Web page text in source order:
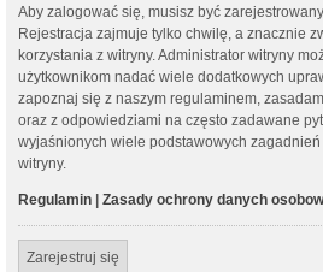
Aby zalogować się, musisz być
Rejestracja zajmuje tylko chwilę, a znacznie
korzystania z witryny. Administrator witryny
użytkownikom nadać wiele dodatkowych
zapoznaj się z naszym regulaminem,
oraz z odpowiedziami na często zadawane
wyjaśnionych wiele podstawowych
witryny.
Regulamin Zasady ochrony danych
Zarejestruj się